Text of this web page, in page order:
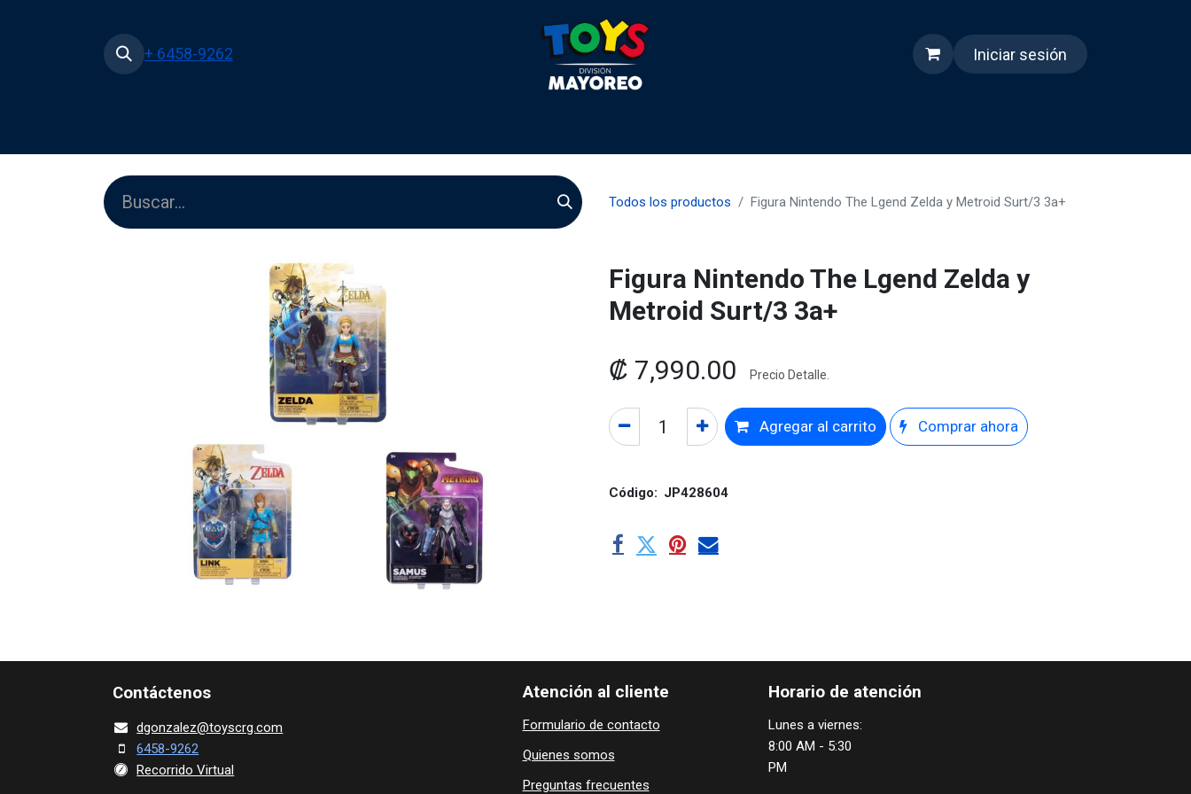
+ 6458-9262 Iniciar sesión
Todos los productos Figura Nintendo The Lgend Zelda y Metroid Surt/3 3a+
Figura Nintendo The Lgend Zelda y
Metroid Surt/3 3a+
₡ 7,990.00 Precio Detalle.
Agregar al carrito Comprar ahora
Código: JP428604
Contácte​nos
dgonza​lez@toy​scrg.c​o​m
6458-9262
Recorrido Virtual
Horario de atención
Lunes a viernes:
8:00 AM - 5:30
PM
Atención al cliente
Formulario de contacto
Quienes ​som​​​os
Preguntas frecuentes